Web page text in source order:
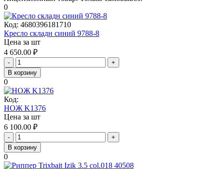
0
Код: 4680396181710
Кресло складн синий 9788-8
Цена за шт
4 650.00 ₽
-
+
В корзину
0
Код:
НОЖ K1376
Цена за шт
6 100.00 ₽
-
+
В корзину
0